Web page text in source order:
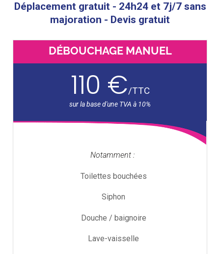
Déplacement gratuit - 24h24 et 7j/7 sans
majoration - Devis gratuit
DÉBOUCHAGE MANUEL
110 €/TTC
Notamment :
Toilettes bouchées
Siphon
Douche / baignoire
Lave-vaisselle